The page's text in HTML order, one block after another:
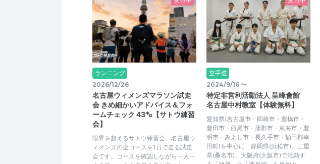
ランニング
2026/12/26
名古屋ウィメンズマラソン試走
会 きめ細かいアドバイス＆フォ
ームチェック 43㌔【サトウ練習
会】
限界を超えるサトウ練習会。名古屋ウ
ィメンズの全コースを1日で走る試走
会です。コースを確認しながら一人一
空手道
2024/9/16 〜
特定非営利活動法人 呈峰會館
名古屋中村教室【体験無料】
愛知県(名古屋市・岡崎市・豊橋市・
豊田市・西尾市・蒲郡市・東海市・豊
明市・みよし市・長久手市・額田郡幸
田町)を中心に、静岡県(浜松市)、三重
県(桑名市)、大阪府(大阪市)で活動す